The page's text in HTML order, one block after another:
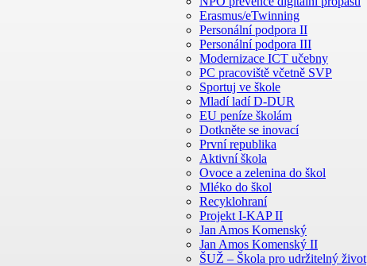
Erasmus/eTwinning
Personální podpora II
Personální podpora III
Modernizace ICT učebny
PC pracoviště včetně SVP
Sportuj ve škole
Mladí ladí D-DUR
EU peníze školám
Dotkněte se inovací
První republika
Aktivní škola
Ovoce a zelenina do škol
Mléko do škol
Recyklohraní
Projekt I-KAP II
Jan Amos Komenský
Jan Amos Komenský II
ŠUŽ – Škola pro udržitelný život